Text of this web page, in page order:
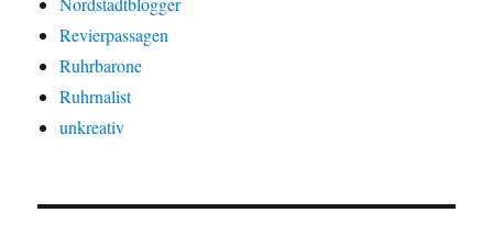
Revierpassagen
Ruhrbarone
Ruhrnalist
unkreativ